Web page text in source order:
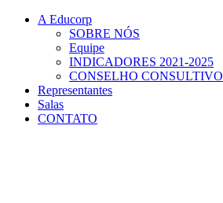
Conteúdo principal
A Educorp
SOBRE NÓS
Equipe
INDICADORES 2021-2025
CONSELHO CONSULTIVO
Representantes
Salas
CONTATO